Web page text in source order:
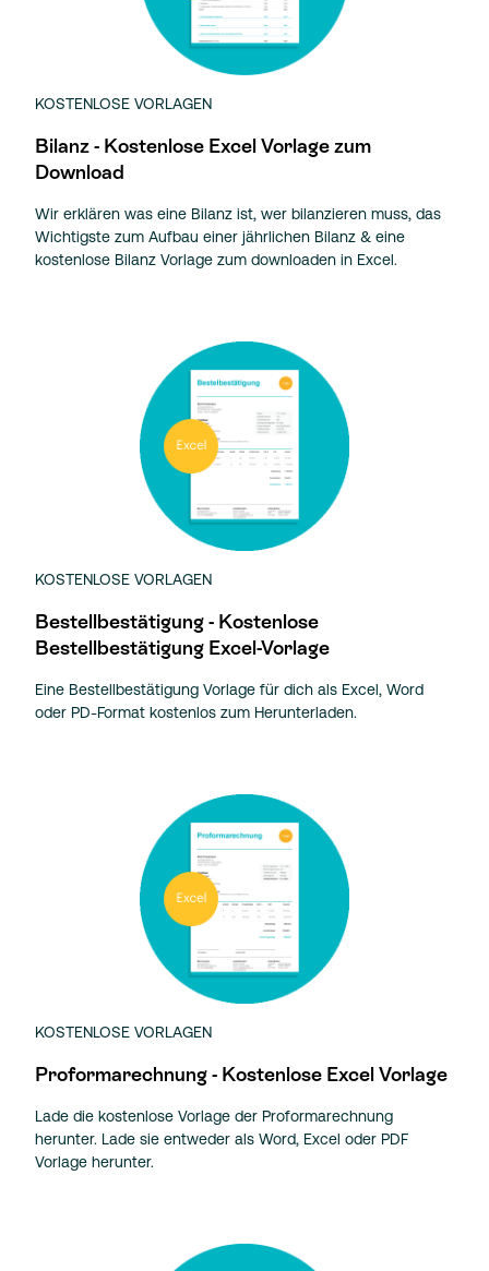
KOSTENLOSE VORLAGEN
Bilanz - Kostenlose Excel Vorlage zum
Download
Wir erklären was eine Bilanz ist, wer bilanzieren muss, das
Wichtigste zum Aufbau einer jährlichen Bilanz & eine
kostenlose Bilanz Vorlage zum downloaden in Excel.
KOSTENLOSE VORLAGEN
Bestellbestätigung - Kostenlose
Bestellbestätigung Excel-Vorlage
Eine Bestellbestätigung Vorlage für dich als Excel, Word
oder PD-Format kostenlos zum Herunterladen.
KOSTENLOSE VORLAGEN
Proformarechnung - Kostenlose Excel Vorlage
Lade die kostenlose Vorlage der Proformarechnung
herunter. Lade sie entweder als Word, Excel oder PDF
Vorlage herunter.